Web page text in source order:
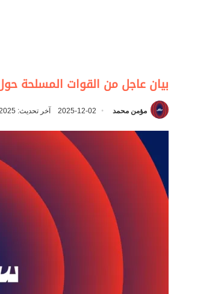
بيان عاجل من القوات المسلحة
مؤمن محمد 2025-12-02 آخر تحديث: 2025-12-02